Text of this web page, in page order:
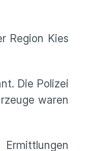
Region Kies
Die Polizei
waren